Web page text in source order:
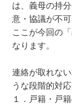
は、義母の持
意・協議が不可
ここが今回の
なります。
連絡が取れな
うな段階的対
１．戸籍・戸